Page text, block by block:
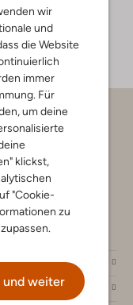
wir
und
die Website
immer
Für
um deine
klickst,
"Cookie-
zu
und weiter